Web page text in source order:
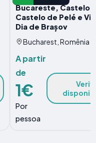
Bucareste, Castelo
Castelo de Pelé e
Dia de Brașov
Bucharest, Romênia
A partir
de
1€
Por
pessoa